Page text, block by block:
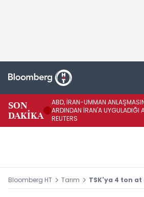
SON
DAKİKA
ABD, İRAN-UMMAN
ARDINDAN İRAN'A UYGULADIĞI
REUTERS
Bloomberg HT Tarım TSK'ya 4 ton